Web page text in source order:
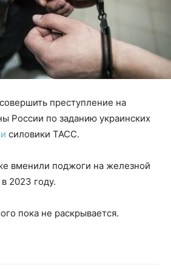
преступление на
России по заданию украинских
силовики ТАСС.
вменили поджоги на железной
2023 году.
пока не раскрывается.